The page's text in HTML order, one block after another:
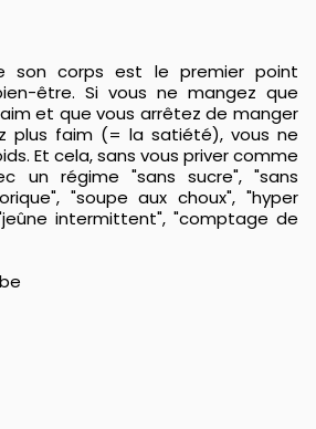
son corps est le premier point
être. Si vous ne mangez que
et que vous arrêtez de manger
plus faim (= la satiété), vous ne
Et cela, sans vous priver comme
un régime "sans sucre", "sans
"soupe aux choux", "hyper
intermittent", "comptage de